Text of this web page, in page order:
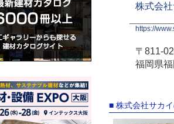
株式会社
https://
〒811-
福岡県
■ 株式会社サカ